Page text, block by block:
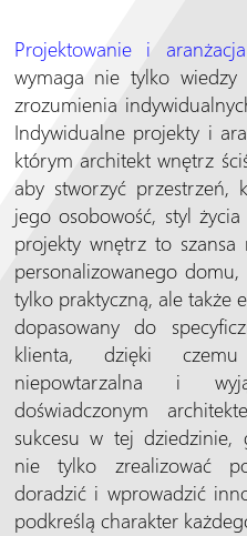
Projektowanie i
wymaga nie tylko
zrozumienia
Indywidualne projekty i
którym architekt wnętrz
aby stworzyć przestrzeń,
jego osobowość, styl
projekty wnętrz to
personalizowanego
tylko praktyczną, ale także
dopasowany do
klienta, dzięki
niepowtarzalna i
doświadczonym
sukcesu w tej dziedzinie,
nie tylko zrealizować
doradzić i wprowadzić
podkreślą charakter